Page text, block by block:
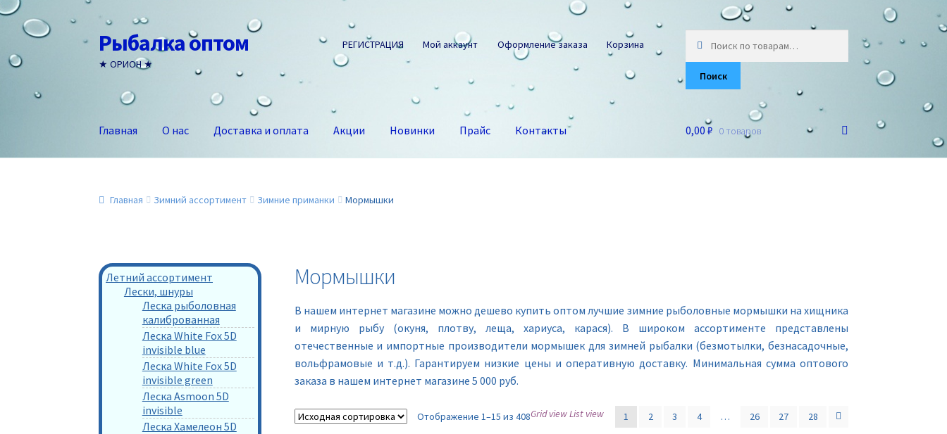
Перейти
к
навигации
Перейти
к
содержимому
Рыбалка оптом
★ ОРИОН ★
РЕГИСТРАЦИЯ Мой аккаунт Оформление заказа Корзина
Поиск
Главная О нас Доставка и оплата Акции Новинки Прайс Контакты 0,00 ₽ 0 товаров
Главная Зимний ассортимент Зимние приманки Мормышки
Мормышки
В нашем интернет магазине можно дешево купить оптом лучшие зимние рыболовные мормышки на хищника
и мирную рыбу (окуня, плотву, леща, хариуса, карася). В широком ассортименте представлены
отечественные и импортные производители мормышек для зимней рыбалки (безмотылки, безнасадочные,
вольфрамовые и т.д.). Гарантируем низкие цены и оперативную доставку. Минимальная сумма оптового
заказа в нашем интернет магазине 5 000 руб.
Отображение 1–15 из 408 1 2 3 4 … 26 27 28
Grid viewList view
Летний ассортимент
Лески, шнуры
Леска рыболовная
калиброванная
Леска White Fox 5D
invisible blue
Леска White Fox 5D
invisible green
Леска Asmoon 5D
invisible
Леска Хамелеон 5D